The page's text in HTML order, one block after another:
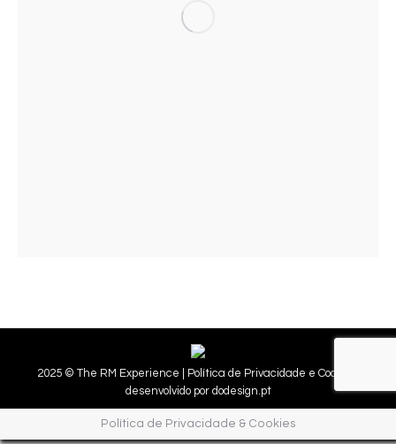
2025 © The RM Experience |
Política de Privacidade e Cookies.
desenvolvido por dodesign.pt
Política de Privacidade & Cookies